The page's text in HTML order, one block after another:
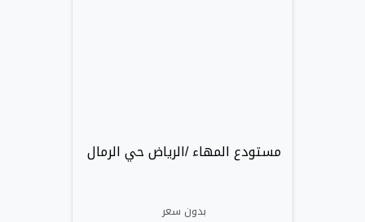
مستودع المهاء /الرياض حي الرمال
بدون سعر